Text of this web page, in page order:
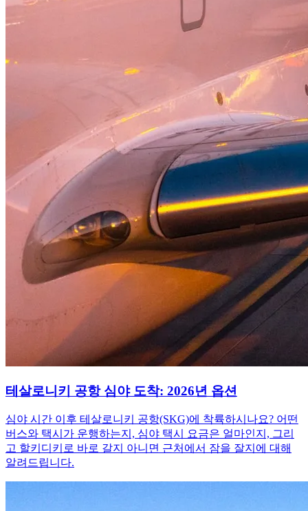
테살로니키 공항 심야 도착: 2026년 옵션
심야 시간 이후 테살로니키 공항(SKG)에 착륙하시나요? 어떤
버스와 택시가 운행하는지, 심야 택시 요금은 얼마인지, 그리
고 할키디키로 바로 갈지 아니면 근처에서 잠을 잘지에 대해
알려드립니다.